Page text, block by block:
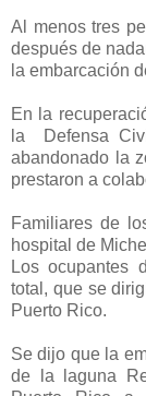
Al menos tres
después de
la embarcación
En la
la Defensa
abandonado la
prestaron a
Familiares de
hospital de
Los ocupantes
total, que se
Puerto Rico.
Se dijo que la
de la laguna